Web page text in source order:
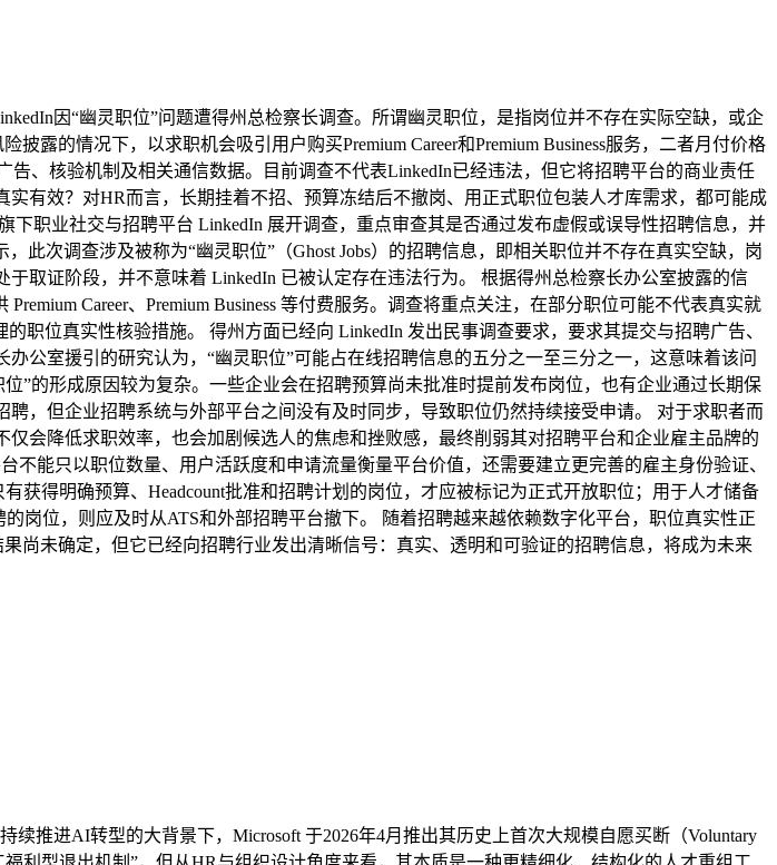
因“幽灵职位”问题遭得州总检察长调查。所谓幽灵职位，是指岗位并不存在实际空缺，或企
露的情况下，以求职机会吸引用户购买Premium Career和Premium Business服务，二者月付价格
、核验机制及相关通信数据。目前调查不代表LinkedIn已经违法，但它将招聘平台的商业责任
有效？对HR而言，长期挂着不招、预算冻结后不撤岗、用正式职位包装人才库需求，都可能成
职业社交与招聘平台 LinkedIn 展开调查，重点审查其是否通过发布虚假或误导性招聘信息，并
此次调查涉及被称为“幽灵职位”（Ghost Jobs）的招聘信息，即相关职位并不存在真实空缺，岗
取证阶段，并不意味着 LinkedIn 已被认定存在违法行为。 根据得州总检察长办公室披露的信
Career、Premium Business 等付费服务。调查将重点关注，在部分职位可能不代表真实就
职位真实性核验措施。 得州方面已经向 LinkedIn 发出民事调查要求，要求其提交与招聘广告、
公室援引的研究认为，“幽灵职位”可能占在线招聘信息的五分之一至三分之一，这意味着该问
”的形成原因较为复杂。一些企业会在招聘预算尚未批准时提前发布岗位，也有企业通过长期保
，但企业招聘系统与外部平台之间没有及时同步，导致职位仍然持续接受申请。 对于求职者而
会降低求职效率，也会加剧候选人的焦虑和挫败感，最终削弱其对招聘平台和企业雇主品牌的
能只以职位数量、用户活跃度和申请流量衡量平台价值，还需要建立更完善的雇主身份验证、
获得明确预算、Headcount批准和招聘计划的岗位，才应被标记为正式开放职位；用于人才储备
岗位，则应及时从ATS和外部招聘平台撤下。 随着招聘越来越依赖数字化平台，职位真实性正
尚未确定，但它已经向招聘行业发出清晰信号：真实、透明和可验证的招聘信息，将成为未来
续推进AI转型的大背景下，Microsoft 于2026年4月推出其历史上首次大规模自愿买断（Voluntary